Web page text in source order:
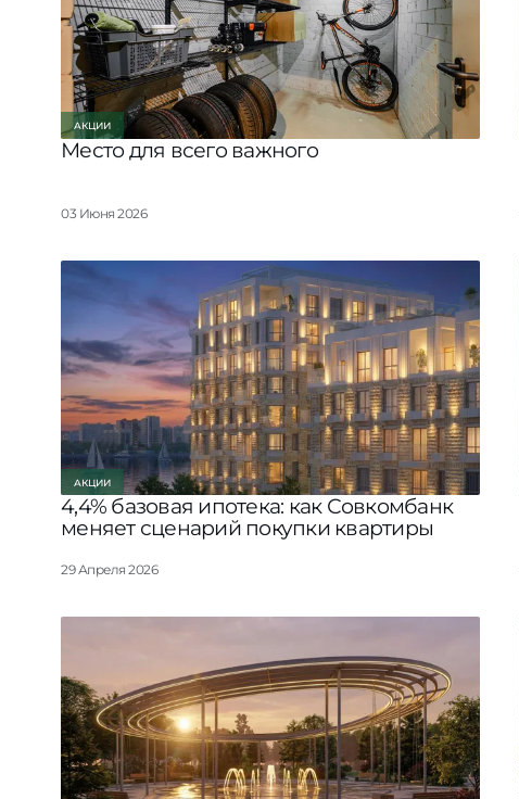
АКЦИИ
Место для всего важного
03 Июня 2026
АКЦИИ
4,4% базовая ипотека: как Совкомбанк
меняет сценарий покупки квартиры
29 Апреля 2026